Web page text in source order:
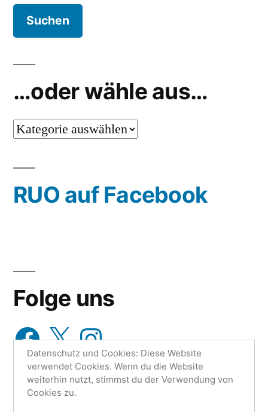
…oder wähle aus…
…
aus…
RUO auf Facebook
Folge uns
Facebook
X Instagram
Datenschutz und Cookies: Diese Website
verwendet Cookies. Wenn du die Website
weiterhin nutzt, stimmst du der Verwendung von
Cookies zu.